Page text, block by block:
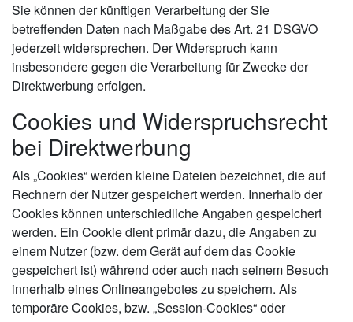
Sie können der künftigen Verarbeitung der Sie
betreffenden Daten nach Maßgabe des Art. 21 DSGVO
jederzeit widersprechen. Der Widerspruch kann
insbesondere gegen die Verarbeitung für Zwecke der
Direktwerbung erfolgen.
Cookies und Widerspruchsrecht
bei Direktwerbung
Als „Cookies“ werden kleine Dateien bezeichnet, die auf
Rechnern der Nutzer gespeichert werden. Innerhalb der
Cookies können unterschiedliche Angaben gespeichert
werden. Ein Cookie dient primär dazu, die Angaben zu
einem Nutzer (bzw. dem Gerät auf dem das Cookie
gespeichert ist) während oder auch nach seinem Besuch
innerhalb eines Onlineangebotes zu speichern. Als
temporäre Cookies, bzw. „Session-Cookies“ oder